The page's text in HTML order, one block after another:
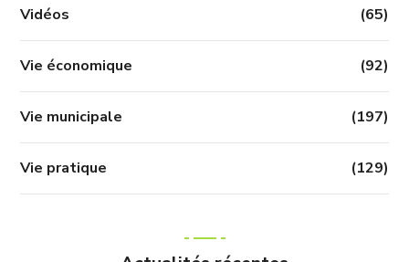
Vidéos (65)
Vie économique (92)
Vie municipale (197)
Vie pratique (129)